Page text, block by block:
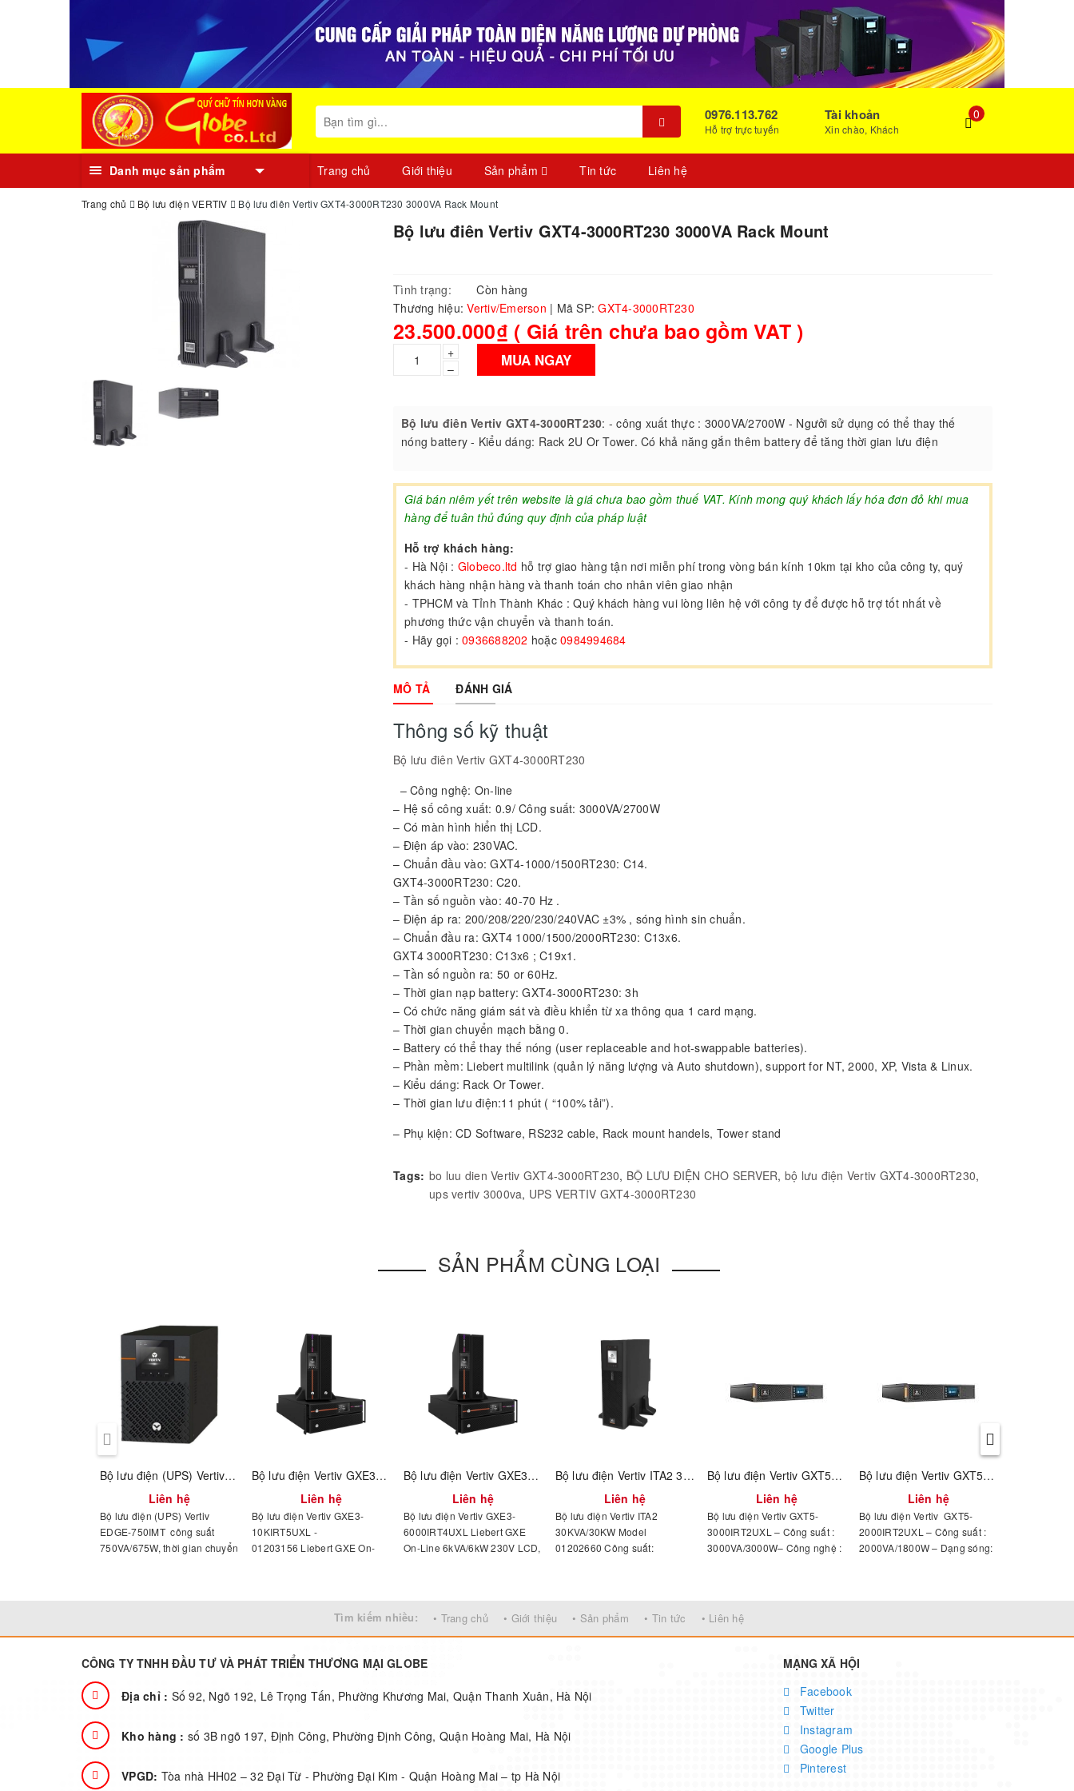
0976.113.762
Hỗ trợ trực tuyến
Tài khoản
Xin chào, Khách
0
Danh mục sản phẩm Trang chủ Giới thiệu Sản phẩm Tin tức Liên hệ
Trang chủ Bộ lưu điện VERTIV Bộ lưu điên Vertiv GXT4-3000RT230 3000VA Rack Mount
Bộ lưu điên Vertiv GXT4-3000RT230 3000VA Rack Mount
Tình trạng:
Còn hàng
Thương hiệu:Vertiv/Emerson | Mã SP:GXT4-3000RT230
23.500.000₫ ( Giá trên chưa bao gồm VAT )
+
–
MUA NGAY
Bộ lưu điên Vertiv GXT4-3000RT230: - công xuất thực : 3000VA/2700W - Ngưởi sử dụng có thể thay thế
nóng battery - Kiểu dáng: Rack 2U Or Tower. Có khả năng gắn thêm battery để tăng thời gian lưu điện
Giá bán niêm yết trên website là giá chưa bao gồm thuế VAT. Kính mong quý khách lấy hóa đơn đỏ khi mua
hàng để tuân thủ đúng quy định của pháp luật
Hỗ trợ khách hàng:
- Hà Nội : Globeco.ltd hỗ trợ giao hàng tận nơi miễn phí trong vòng bán kính 10km tại kho của công ty, quý
khách hàng nhận hàng và thanh toán cho nhân viên giao nhận
- TPHCM và Tỉnh Thành Khác : Quý khách hàng vui lòng liên hệ với công ty để được hỗ trợ tốt nhất về
phương thức vận chuyển và thanh toán.
- Hãy gọi : 0936688202 hoặc 0984994684
MÔ TẢ ĐÁNH GIÁ
Thông số kỹ thuật
Bộ lưu điên Vertiv GXT4-3000RT230
– Công nghệ: On-line
– Hệ số công xuất: 0.9/ Công suất: 3000VA/2700W
– Có màn hình hiển thị LCD.
– Điện áp vào: 230VAC.
– Chuẩn đầu vào: GXT4-1000/1500RT230: C14.
GXT4-3000RT230: C20.
– Tần số nguồn vào: 40-70 Hz .
– Điện áp ra: 200/208/220/230/240VAC ±3% , sóng hình sin chuẩn.
– Chuẩn đầu ra: GXT4 1000/1500/2000RT230: C13x6.
GXT4 3000RT230: C13x6 ; C19x1.
– Tần số nguồn ra: 50 or 60Hz.
– Thời gian nạp battery: GXT4-3000RT230: 3h
– Có chức năng giám sát và điều khiển từ xa thông qua 1 card mạng.
– Thời gian chuyển mạch bằng 0.
– Battery có thể thay thế nóng (user replaceable and hot-swappable batteries).
– Phần mềm: Liebert multilink (quản lý năng lượng và Auto shutdown), support for NT, 2000, XP, Vista & Linux.
– Kiểu dáng: Rack Or Tower.
– Thời gian lưu điện:11 phút ( “100% tải”).
– Phụ kiện: CD Software, RS232 cable, Rack mount handels, Tower stand
Tags: bo luu dien Vertiv GXT4-3000RT230, BỘ LƯU ĐIỆN CHO SERVER, bộ lưu điện Vertiv GXT4-3000RT230,
ups vertiv 3000va, UPS VERTIV GXT4-3000RT230
SẢN PHẨM CÙNG LOẠI
Bộ lưu điện (UPS) Vertiv EDGE-750IMT (01202565)
Liên hệ
Bộ lưu điện (UPS) Vertiv
EDGE-750IMT công suất
750VA/675W, thời gian chuyển
Bộ lưu điện Vertiv GXE3-10KIRT5UXL - 01203156
Liên hệ
Bộ lưu điện Vertiv GXE3-
10KIRT5UXL -
01203156 Liebert GXE On-
Bundled. Interface Options :
Bộ lưu điện Vertiv GXE3-6000IRT4UXL - 01203155
Liên hệ
Bộ lưu điện Vertiv GXE3-
6000IRT4UXL Liebert GXE
On-Line 6kVA/6kW 230V LCD,
USB & Slot for optional cards
(Vertiv™ IS-UNITY)
Bộ lưu điện Vertiv ITA2 30KVA/30KW Model 01202660
Liên hệ
Bộ lưu điện Vertiv ITA2
30KVA/30KW Model
01202660 Công suất:
input: 380/400/415VAC 3-
Phase, 4 Wire
Bộ lưu điện Vertiv GXT5-3000IRT2UXL
Liên hệ
Bộ lưu điện Vertiv GXT5-
3000IRT2UXL – Công suất :
3000VA/3000W– Công nghệ :
100% tải
Bộ lưu điện Vertiv GXT5-2000IRT2UXL
Liên hệ
Bộ lưu điện Vertiv GXT5-
2000IRT2UXL – Công suất :
2000VA/1800W – Dạng sóng:
Tìm kiếm nhiều: • Trang chủ • Giới thiệu • Sản phẩm • Tin tức • Liên hệ
CÔNG TY TNHH ĐẦU TƯ VÀ PHÁT TRIỂN THƯƠNG MẠI GLOBE
Địa chỉ : Số 92, Ngõ 192, Lê Trọng Tấn, Phường Khương Mai, Quận Thanh Xuân, Hà Nội
Kho hàng : số 3B ngõ 197, Định Công, Phường Định Công, Quận Hoàng Mai, Hà Nội
VPGD: Tòa nhà HH02 – 32 Đại Từ - Phường Đại Kim - Quận Hoàng Mai – tp Hà Nội
MẠNG XÃ HỘI
Facebook
Twitter
Instagram
Google Plus
Pinterest